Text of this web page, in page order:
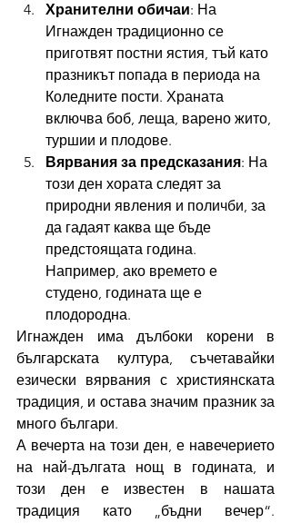
Хранителни обичаи: На
Игнажден традиционно се
приготвят постни ястия, тъй като
празникът попада в периода на
Коледните пости. Храната
включва боб, леща, варено жито,
туршии и плодове.
Вярвания за предсказания: На
този ден хората следят за
природни явления и поличби, за
да гадаят каква ще бъде
предстоящата година.
Например, ако времето е
студено, годината ще е
плодородна.
Игнажден има дълбоки корени в
българската култура, съчетавайки
езически вярвания с християнската
традиция, и остава значим празник за
много българи.
А вечерта на този ден, е навечерието
на най-дългата нощ в годината, и
този ден е известен в нашата
традиция като „бъдни вечер“.